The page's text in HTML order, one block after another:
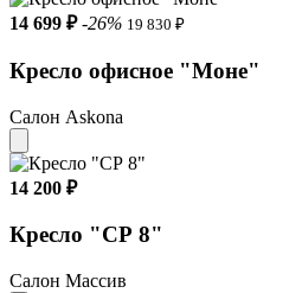
14 699 ₽ -26% 19 830 ₽
Кресло офисное "Моне"
Салон Askona
14 200 ₽
Кресло "СР 8"
Салон Массив